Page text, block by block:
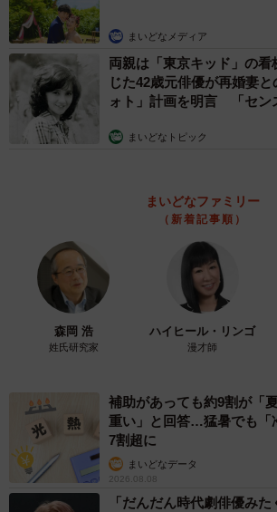
まいどなメディア
両親は「東京キッド」の
じた42歳元俳優が再婚妻
ォト」計画を明言 「セン
まいどなトピック
まいどなファミリー
（新着記事順）
森岡 浩
姓氏研究家
ハイヒール・リンゴ
漫才師
補助があっても約9割が「
重い」と回答…猛暑でも「
7割超に
まいどなデータ
2026.08.08
「だんだん時代劇俳優み